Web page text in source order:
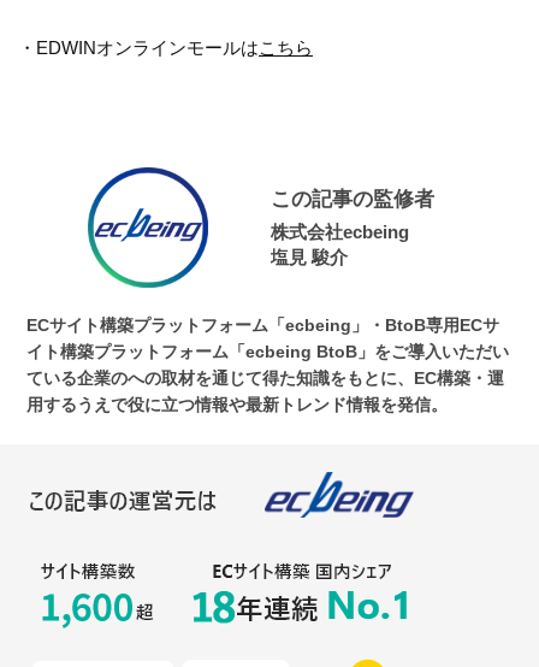
・EDWINオンラインモールはこちら
この記事の監修者
株式会社ecbeing
塩見 駿介
ECサイト構築プラットフォーム「ecbeing」・BtoB専用ECサ
イト構築プラットフォーム「ecbeing BtoB」をご導入いただい
ている企業のへの取材を通じて得た知識をもとに、EC構築・運
用するうえで役に立つ情報や最新トレンド情報を発信。